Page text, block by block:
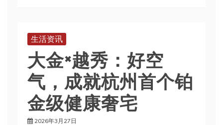
生活资讯
大金×越秀：好空
气，成就杭州首个铂
金级健康奢宅
2026年3月27日